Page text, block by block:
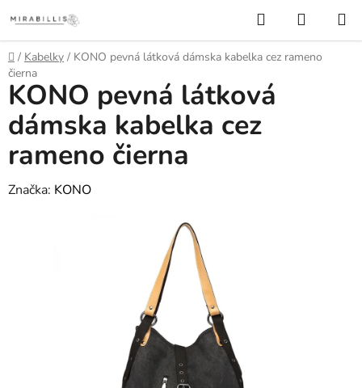
na
obsah
Hľadať
KOŠÍK
Domov
/ Kabelky / KONO pevná látková dámska kabelka cez rameno
čierna
KONO pevná látková
dámska kabelka cez
rameno čierna
Značka: KONO